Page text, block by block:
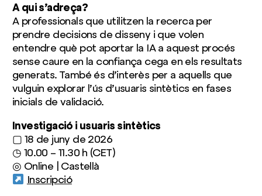
A qui s’adreça?
A professionals que utilitzen la recerca per
prendre decisions de disseny i que volen
entendre què pot aportar la IA a aquest procés
sense caure en la confiança cega en els resultats
generats. També és d’interès per a aquells que
vulguin explorar l’ús d’usuaris sintètics en fases
inicials de validació.
Investigació i usuaris sintètics
▢ 18 de juny de 2026
◷ 10.00 – 11.30 h (CET)
◎ Online | Castellà
Inscripció